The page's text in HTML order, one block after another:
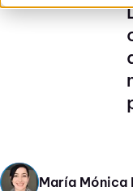
María Mónica